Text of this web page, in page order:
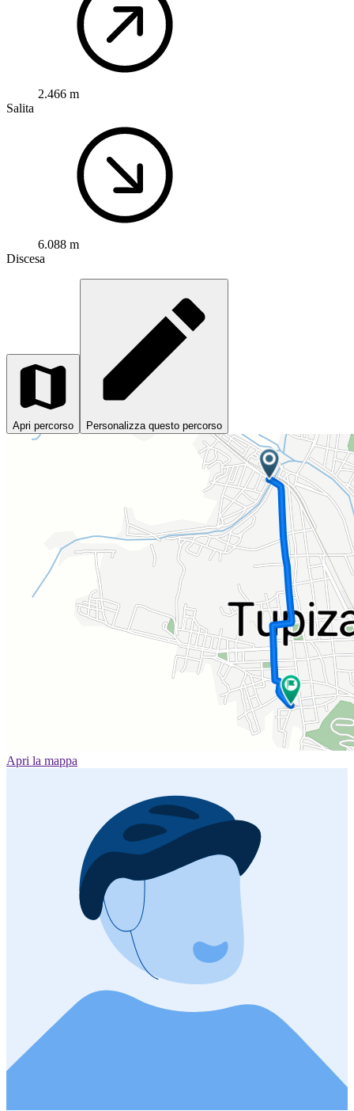
2.466 m
Salita
6.088 m
Discesa
Apri percorso Personalizza questo percorso
Apri la mappa